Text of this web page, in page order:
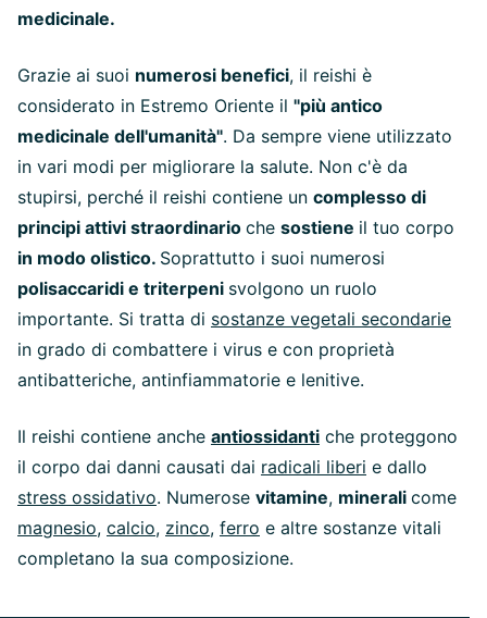
medicinale.
Grazie ai suoi numerosi benefici, il reishi è
considerato in Estremo Oriente il "più antico
medicinale dell'umanità". Da sempre viene utilizzato
in vari modi per migliorare la salute. Non c'è da
stupirsi, perché il reishi contiene un complesso di
principi attivi straordinario che sostiene il tuo corpo
in modo olistico. Soprattutto i suoi numerosi
polisaccaridi e triterpeni svolgono un ruolo
importante. Si tratta di sostanze vegetali secondarie
in grado di combattere i virus e con proprietà
antibatteriche, antinfiammatorie e lenitive.
Il reishi contiene anche antiossidanti che proteggono
il corpo dai danni causati dai radicali liberi e dallo
stress ossidativo. Numerose vitamine, minerali come
magnesio, calcio, zinco, ferro e altre sostanze vitali
completano la sua composizione.